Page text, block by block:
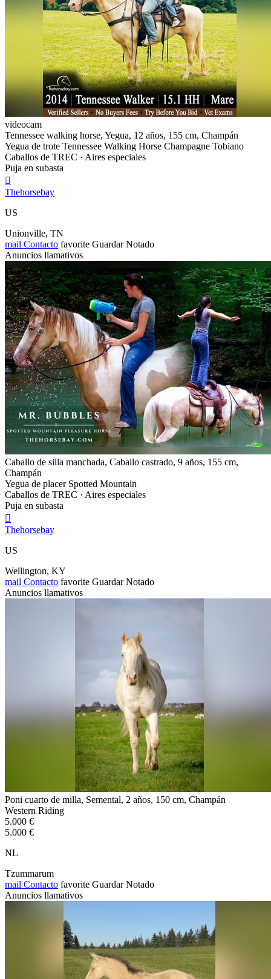
videocam
Tennessee walking horse, Yegua, 12 años, 155 cm, Champán
Yegua de trote Tennessee Walking Horse Champagne Tobiano
Caballos de TREC · Aires especiales
Puja en subasta

Thehorsebay
US
Unionville, TN
mail Contacto favorite Guardar Notado
Anuncios llamativos
Caballo de silla manchada, Caballo castrado, 9 años, 155 cm,
Champán
Yegua de placer Spotted Mountain
Caballos de TREC · Aires especiales
Puja en subasta

Thehorsebay
US
Wellington, KY
mail Contacto favorite Guardar Notado
Anuncios llamativos
Poni cuarto de milla, Semental, 2 años, 150 cm, Champán
Western Riding
5.000 €
5.000 €
NL
Tzummarum
mail Contacto favorite Guardar Notado
Anuncios llamativos